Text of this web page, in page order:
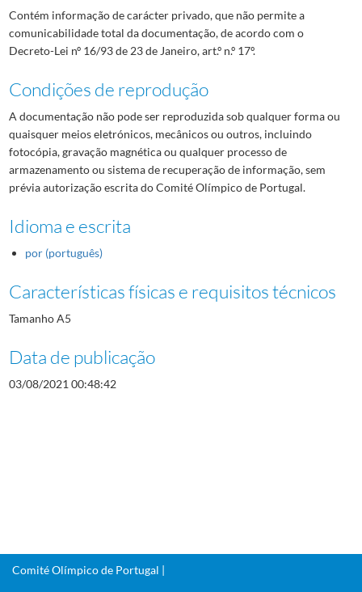
Contém informação de carácter privado, que não permite a
comunicabilidade total da documentação, de acordo com o
Decreto-Lei nº 16/93 de 23 de Janeiro, art.º n.º 17º.
Condições de reprodução
A documentação não pode ser reproduzida sob qualquer forma ou
quaisquer meios eletrónicos, mecânicos ou outros, incluindo
fotocópia, gravação magnética ou qualquer processo de
armazenamento ou sistema de recuperação de informação, sem
prévia autorização escrita do Comité Olímpico de Portugal.
Idioma e escrita
por (português)
Características físicas e requisitos técnicos
Tamanho A5
Data de publicação
03/08/2021 00:48:42
Comité Olímpico de Portugal |